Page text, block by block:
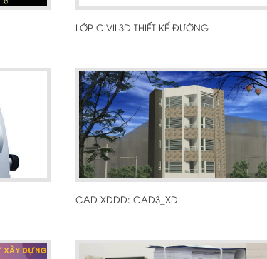
LỚP CIVIL3D THIẾT KẾ ĐƯỜNG
CAD XDDD: CAD3_XD